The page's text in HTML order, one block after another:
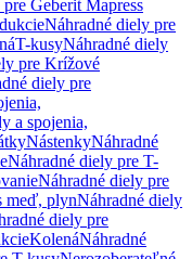
Geberit Mapress
Náhradné diely pre
T-kusyNáhradné diely
pre Krížové
diely pre
a spojenia,
NástenkyNáhradné
Náhradné diely pre T-
Náhradné diely pre
meď, plynNáhradné diely
diely pre
KolenáNáhradné